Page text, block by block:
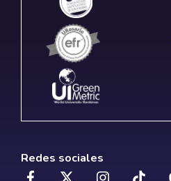
Redes sociales